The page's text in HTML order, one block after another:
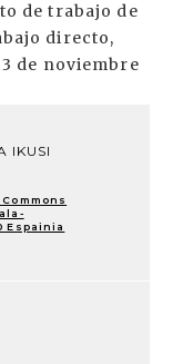
de trabajo de
directo,
de noviembre
IKUSI
Espainia